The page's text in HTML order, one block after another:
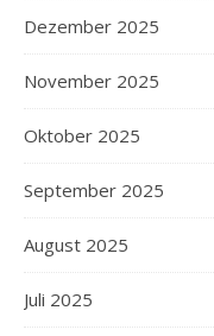
Dezember 2025
November 2025
Oktober 2025
September 2025
August 2025
Juli 2025